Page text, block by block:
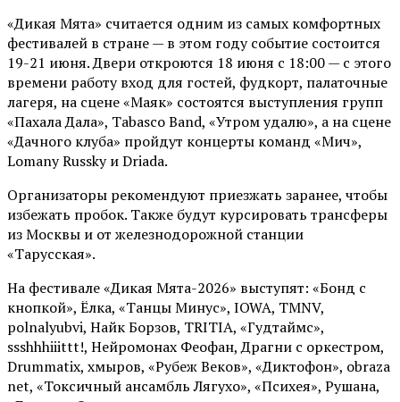
«Дикая Мята» считается одним из самых комфортных
фестивалей в стране — в этом году событие состоится
19-21 июня. Двери откроются 18 июня с 18:00 — с этого
времени работу вход для гостей, фудкорт, палаточные
лагеря, на сцене «Маяк» состоятся выступления групп
«Пахала Дала», Tabasco Band, «Утром удалю», а на сцене
«Дачного клуба» пройдут концерты команд «Мич»,
Lomany Russky и Driada.
Организаторы рекомендуют приезжать заранее, чтобы
избежать пробок. Также будут курсировать трансферы
из Москвы и от железнодорожной станции
«Тарусская».
На фестивале «Дикая Мята-2026» выступят: «Бонд с
кнопкой», Ёлка, «Танцы Минус», IOWA, TMNV,
polnalyubvi, Найк Борзов, TRITIA, «Гудтаймс»,
ssshhhiiittt!, Нейромонах Феофан, Драгни с оркестром,
Drummatix, хмыров, «Рубеж Веков», «Диктофон», obraza
net, «Токсичный ансамбль Лягухо», «Психея», Рушана,